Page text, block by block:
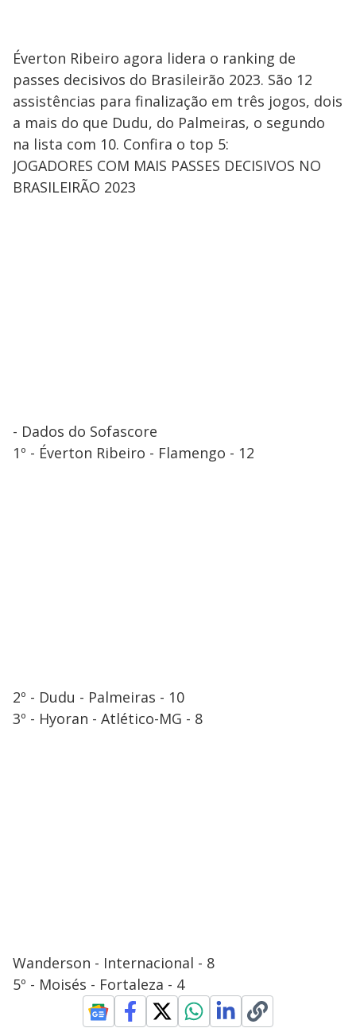
Éverton Ribeiro agora lidera o ranking de
passes decisivos do Brasileirão 2023. São 12
assistências para finalização em três jogos, dois
a mais do que Dudu, do Palmeiras, o segundo
na lista com 10. Confira o top 5:
JOGADORES COM MAIS PASSES DECISIVOS NO
BRASILEIRÃO 2023
- Dados do Sofascore
1º - Éverton Ribeiro - Flamengo - 12
2º - Dudu - Palmeiras - 10
3º - Hyoran - Atlético-MG - 8
Wanderson - Internacional - 8
5º - Moisés - Fortaleza - 4